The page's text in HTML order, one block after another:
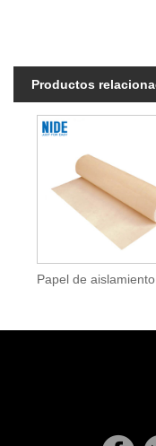
Productos